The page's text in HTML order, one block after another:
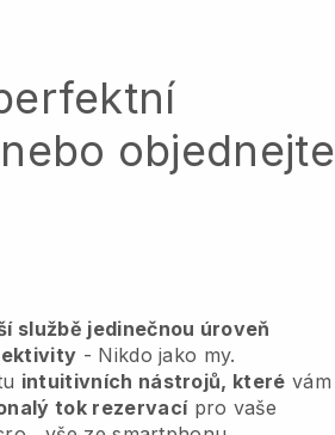
objednejte
službě jedinečnou úroveň
- Nikdo jako my.
intuitivních nástrojů, které vám
tok rezervací pro vaše